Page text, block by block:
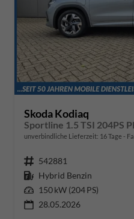
Skoda Kodiaq
unverbindliche Lieferzeit: 16 Tage
Fahrzeugnr. 542881
Kraftstoff Hybrid Benzin
Leistung 150 kW (204 PS)
28.05.2026